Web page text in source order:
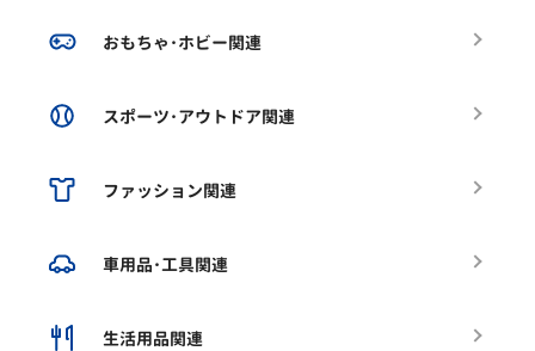
おもちゃ･ホビー関連
スポーツ･アウトドア関連
ファッション関連
車用品･工具関連
生活用品関連